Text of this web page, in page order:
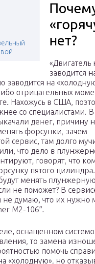
нет?
«Двигатель
заводится
заводится на
отрицательных
Нахожусь в США,
со специалистами. В
денег, причину
форсунки, зачем –
сервис, там долго
что дело в
говорят, что
пятого цилиндра.
менять
не поможет? В
думаю, что их нужно
M2-106″.
оснащенном
то замена
помочь
«холодную», но